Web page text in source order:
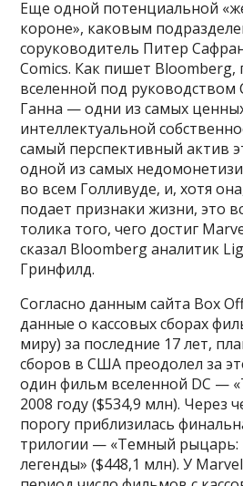
Еще одной потенциальной
короне», каковым
соруководитель Питер
Comics. Как пишет Bloomberg,
вселенной под
Ганна — одни из самых
интеллектуальной
самый перспективный актив
одной из самых
во всем Голливуде, и, хотя
подает признаки жизни, это
толика того, чего достиг
сказал Bloomberg аналитик
Гринфилд.
Согласно данным сайта Box
данные о кассовых сборах
миру) за последние 17 лет,
сборов в США преодолел за
один фильм вселенной DC —
2008 году ($534,9 млн). Через
порогу приблизилась
трилогии — «Темный рыцарь:
легенды» ($448,1 млн). У